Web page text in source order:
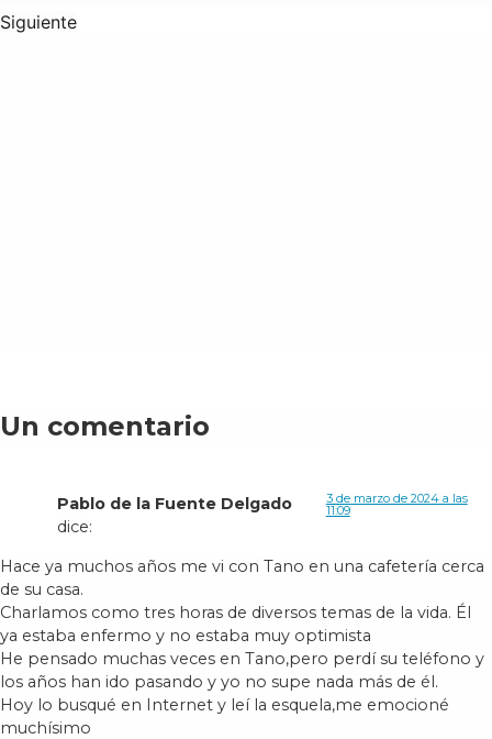
Siguiente
Un comentario
Pablo de la Fuente Delgado
dice:
3 de marzo de 2024 a las
11:09
Hace ya muchos años me vi con Tano en una cafetería cerca
de su casa.
Charlamos como tres horas de diversos temas de la vida. Él
ya estaba enfermo y no estaba muy optimista
He pensado muchas veces en Tano,pero perdí su teléfono y
los años han ido pasando y yo no supe nada más de él.
Hoy lo busqué en Internet y leí la esquela,me emocioné
muchísimo